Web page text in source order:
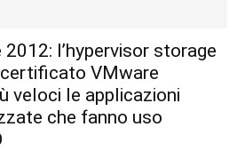
l’hypervisor storage
VMware
veloci le applicazioni
che fanno uso